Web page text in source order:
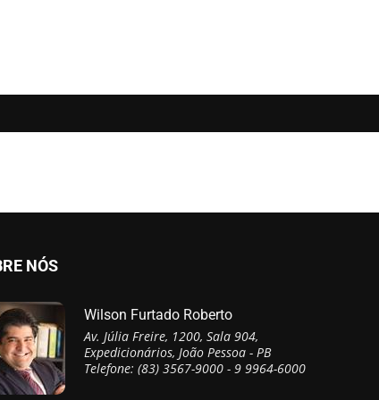
NÓS
Wilson Furtado Roberto
Av. Júlia Freire, 1200, Sala 904,
Expedicionários, João Pessoa - PB
Telefone: (83) 3567-9000 - 9 9964-6000